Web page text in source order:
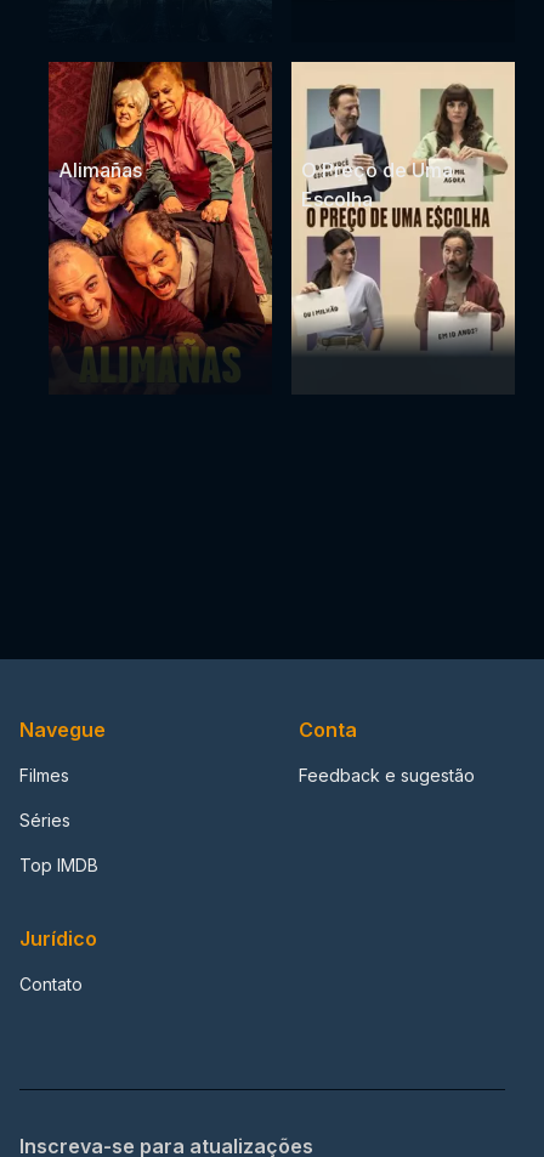
Alimañas
O Preço de Uma
Escolha
Navegue
Filmes
Séries
Top IMDB
Conta
Feedback e sugestão
Jurídico
Contato
Inscreva-se para atualizações